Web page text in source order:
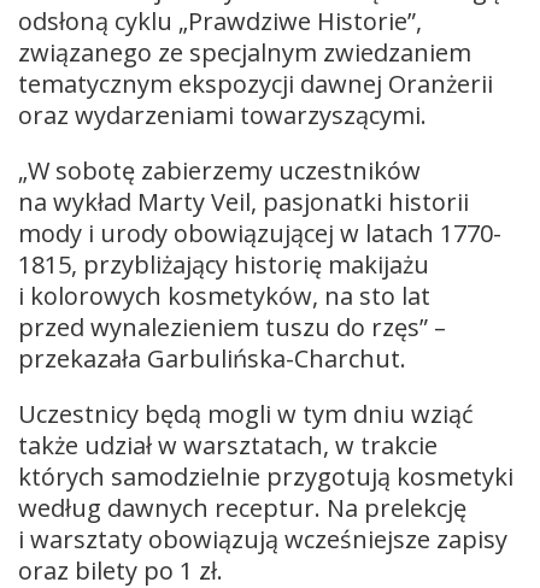
odsłoną cyklu „Prawdziwe Historie”,
związanego ze specjalnym zwiedzaniem
tematycznym ekspozycji dawnej Oranżerii
oraz wydarzeniami towarzyszącymi.
„W sobotę zabierzemy uczestników
na wykład Marty Veil, pasjonatki historii
mody i urody obowiązującej w latach 1770-
1815, przybliżający historię makijażu
i kolorowych kosmetyków, na sto lat
przed wynalezieniem tuszu do rzęs” –
przekazała Garbulińska-Charchut.
Uczestnicy będą mogli w tym dniu wziąć
także udział w warsztatach, w trakcie
których samodzielnie przygotują kosmetyki
według dawnych receptur. Na prelekcję
i warsztaty obowiązują wcześniejsze zapisy
oraz bilety po 1 zł.